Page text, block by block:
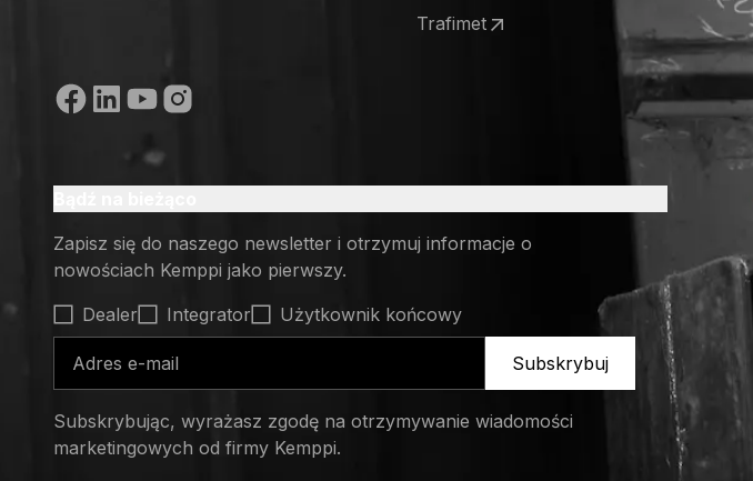
(opens in a new tab)
Trafimet
Media społecznościowe
Zapisz się do naszego newsletter i otrzymuj informacje o
nowościach Kemppi jako pierwszy.
Select contact type
Dealer Integrator
Użytkownik końcowy
Subskrybuj
Subskrybując, wyrażasz zgodę na otrzymywanie wiadomości
marketingowych od firmy Kemppi.